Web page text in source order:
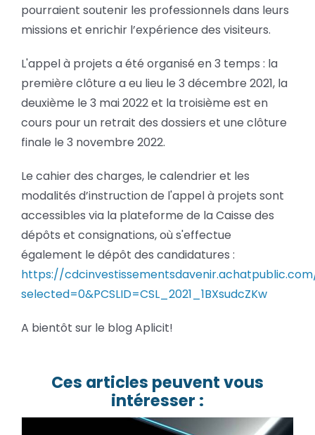
pourraient soutenir les professionnels dans leurs
missions et enrichir l’expérience des visiteurs.
L'appel à projets a été organisé en 3 temps : la
première clôture a eu lieu le 3 décembre 2021, la
deuxième le 3 mai 2022 et la troisième est en
cours pour un retrait des dossiers et une clôture
finale le 3 novembre 2022.
Le cahier des charges, le calendrier et les
modalités d’instruction de l'appel à projets sont
accessibles via la plateforme de la Caisse des
dépôts et consignations, où s'effectue
également le dépôt des candidatures :
https://
selected=0&PCSLID=CSL_2021_1BXsudcZKw
A bientôt sur le blog Aplicit!
Ces articles peuvent vous
intéresser :